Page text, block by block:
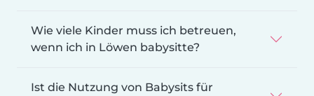
Wie viele Kinder muss ich betreuen,
wenn ich in Löwen babysitte?
Ist die Nutzung von Babysits für